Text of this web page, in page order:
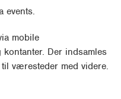
events.
mobile
Der indsamles
væresteder med videre.